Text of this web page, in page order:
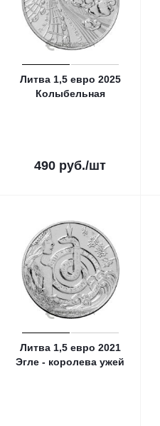
Литва 1,5 евро 2025
Колыбельная
490 руб./шт
Литва 1,5 евро 2021
Эгле - королева ужей